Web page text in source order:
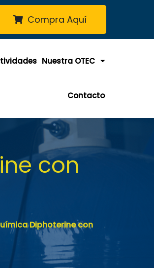
Compra Aquí
Nuestra OTEC
Contacto
con
Diphoterine con